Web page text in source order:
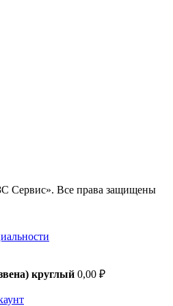
Сервис». Все права защищены
круглый 0,00 ₽